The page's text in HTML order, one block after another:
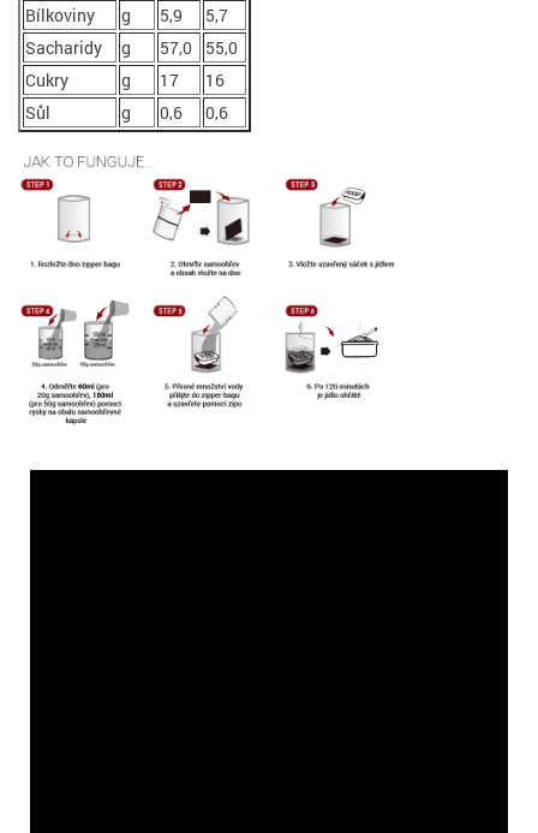
Bílkoviny g 5,9
5,7
Sacharidy
g 57,0
55,0
Cukry
g 17
16
Sůl
g 0,6 0,6